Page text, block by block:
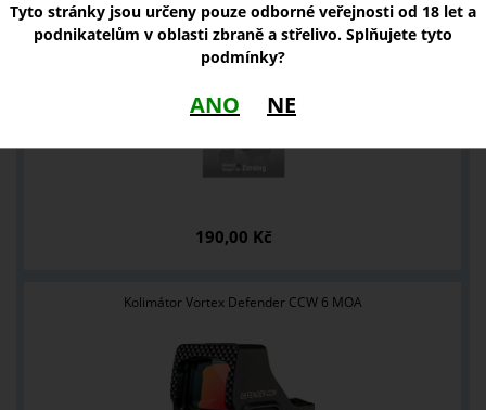
Thermo terče Nocpix
190,00 Kč
Kolimátor Vortex Defender CCW 6 MOA
Tyto stránky jsou určeny pouze odborné veřejnosti od 18 let a
podnikatelům v oblasti zbraně a střelivo. Splňujete tyto
podmínky?
ANO NE